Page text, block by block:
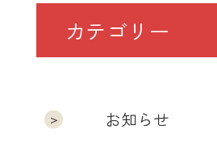
カテゴリー
お知らせ